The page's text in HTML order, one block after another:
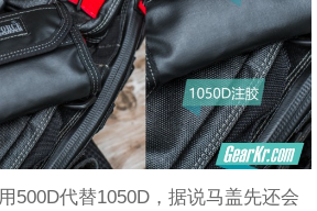
500D代替1050D，据说马盖先还会